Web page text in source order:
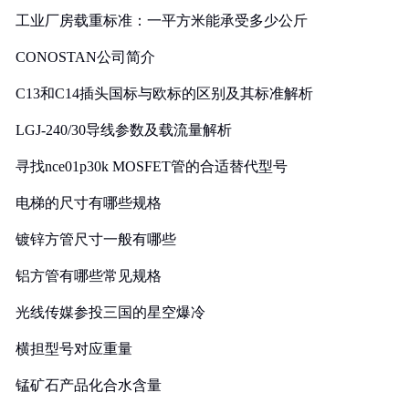
工业厂房载重标准：一平方米能承受多少公斤
CONOSTAN公司简介
C13和C14插头国标与欧标的区别及其标准解析
LGJ-240/30导线参数及载流量解析
寻找nce01p30k MOSFET管的合适替代型号
电梯的尺寸有哪些规格
镀锌方管尺寸一般有哪些
铝方管有哪些常见规格
光线传媒参投三国的星空爆冷
横担型号对应重量
锰矿石产品化合水含量